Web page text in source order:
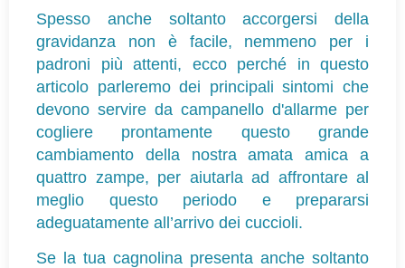
Spesso anche soltanto accorgersi della
gravidanza non è facile, nemmeno per i
padroni più attenti, ecco perché in questo
articolo parleremo dei principali sintomi che
devono servire da campanello d'allarme per
cogliere prontamente questo grande
cambiamento della nostra amata amica a
quattro zampe, per aiutarla ad affrontare al
meglio questo periodo e prepararsi
adeguatamente all’arrivo dei cuccioli.
Se la tua cagnolina presenta anche soltanto